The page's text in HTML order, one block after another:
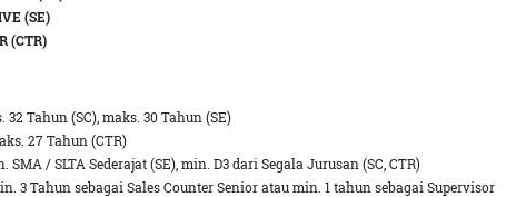
(SE)
(CTR)
32 Tahun (SC), maks. 30 Tahun (SE)
27 Tahun (CTR)
/ SLTA Sederajat (SE), min. D3 dari Segala Jurusan (SC, CTR)
3 Tahun sebagai Sales Counter Senior atau min. 1 tahun sebagai Supervisor